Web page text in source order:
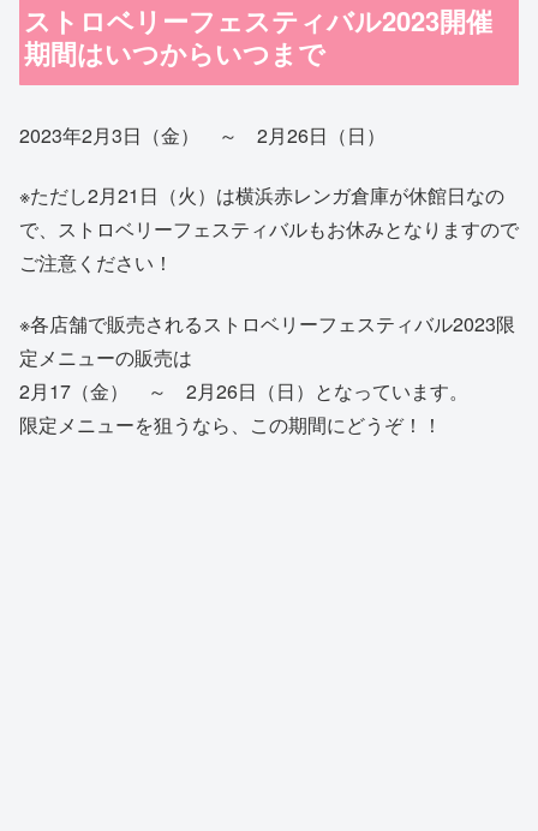
ストロベリーフェスティバル2023開催
期間はいつからいつまで
2023年2月3日（金） ～ 2月26日（日）
※ただし2月21日（火）は横浜赤レンガ倉庫が休館日なの
で、ストロベリーフェスティバルもお休みとなりますので
ご注意ください！
※各店舗で販売されるストロベリーフェスティバル2023限
定メニューの販売は
2月17（金） ～ 2月26日（日）となっています。
限定メニューを狙うなら、この期間にどうぞ！！